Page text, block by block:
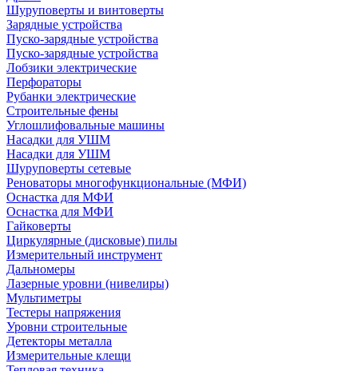
Шуруповерты и винтоверты
Зарядные устройства
Пуско-зарядные устройства
Пуско-зарядные устройства
Лобзики электрические
Перфораторы
Рубанки электрические
Строительные фены
Углошлифовальные машины
Насадки для УШМ
Насадки для УШМ
Шуруповерты сетевые
Реноваторы многофункциональные (МФИ)
Оснастка для МФИ
Оснастка для МФИ
Гайковерты
Циркулярные (дисковые) пилы
Измерительный инструмент
Дальномеры
Лазерные уровни (нивелиры)
Мультиметры
Тестеры напряжения
Уровни строительные
Детекторы металла
Измерительные клещи